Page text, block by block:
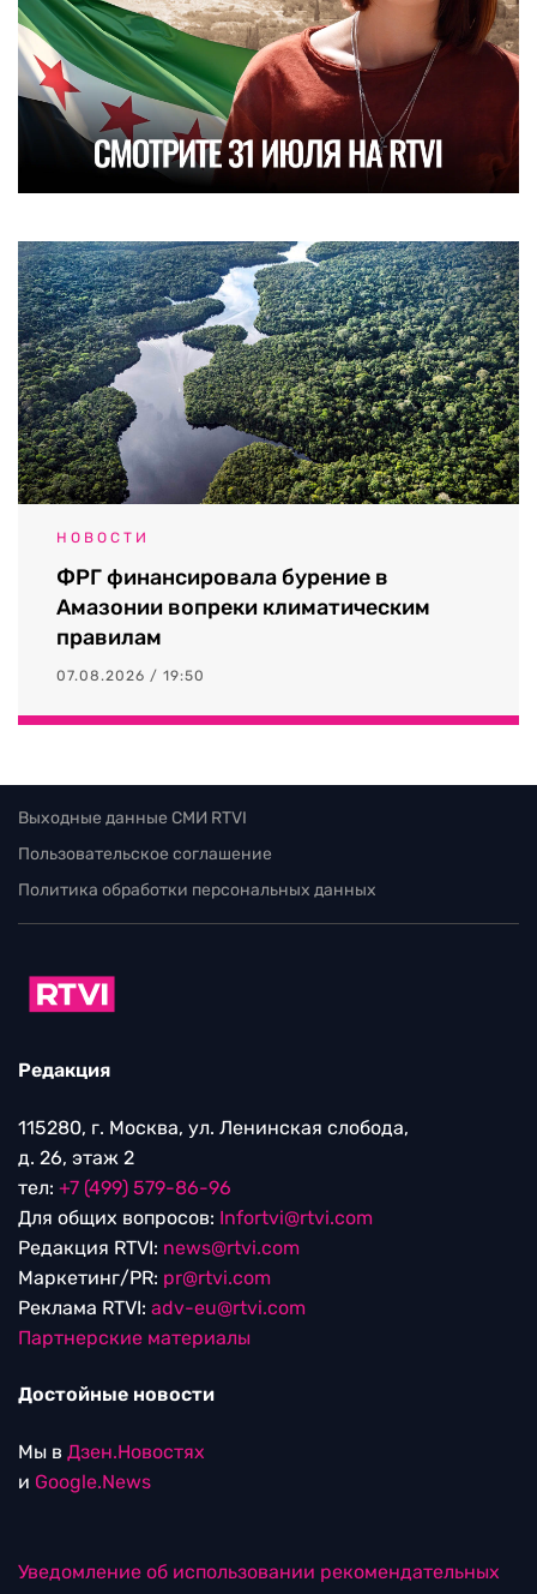
НОВОСТИ
ФРГ финансировала бурение в
Амазонии вопреки климатическим
правилам
07.08.2026 / 19:50
Выходные данные СМИ RTVI
Пользовательское соглашение
Политика обработки персональных данных
Редакция
115280, г. Москва, ул. Ленинская слобода,
д. 26, этаж 2
тел: +7 (499) 579-86-96
Для общих вопросов: Infortvi@rtvi.com
Редакция RTVI: news@rtvi.com
Маркетинг/PR: pr@rtvi.com
Реклама RTVI: adv-eu@rtvi.com
Партнерские материалы
Достойные новости
Мы в Дзен.Новостях
и Google.News
Уведомление об использовании рекомендательных